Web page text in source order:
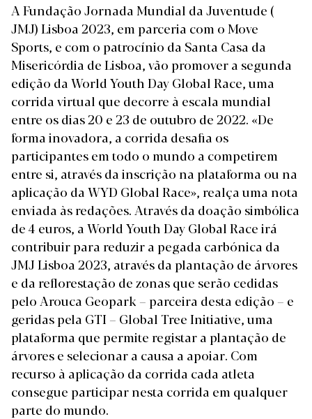
A Fundação Jornada Mundial da Juventude (
JMJ) Lisboa 2023, em parceria com o Move
Sports, e com o patrocínio da Santa Casa da
Misericórdia de Lisboa, vão promover a segunda
edição da World Youth Day Global Race, uma
corrida virtual que decorre à escala mundial
entre os dias 20 e 23 de outubro de 2022. «De
forma inovadora, a corrida desafia os
participantes em todo o mundo a competirem
entre si, através da inscrição na plataforma ou na
aplicação da WYD Global Race», realça uma nota
enviada às redações. Através da doação simbólica
de 4 euros, a World Youth Day Global Race irá
contribuir para reduzir a pegada carbónica da
JMJ Lisboa 2023, através da plantação de árvores
e da reflorestação de zonas que serão cedidas
pelo Arouca Geopark – parceira desta edição – e
geridas pela GTI – Global Tree Initiative, uma
plataforma que permite registar a plantação de
árvores e selecionar a causa a apoiar. Com
recurso à aplicação da corrida cada atleta
consegue participar nesta corrida em qualquer
parte do mundo.